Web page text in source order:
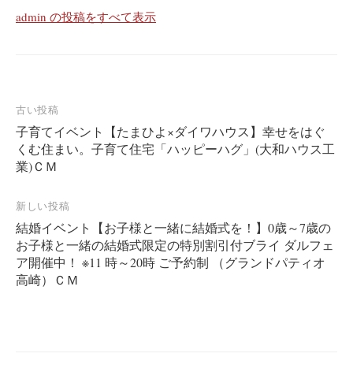
admin の投稿をすべて表示
投
稿
ナ
ゲ
ー
シ
ョ
古い投稿
子育てイベント【たまひよ×ダイワハウス】幸せをはぐ
くむ住まい。子育て住宅「ハッピーハグ」(大和ハウス工
業)ＣＭ
新しい投稿
結婚イベント【お子様と一緒に結婚式を！】0歳～7歳の
お子様と一緒の結婚式限定の特別割引付ブライ ダルフェ
ア開催中！ ※11 時～20時 ご予約制 （グランドパティオ
高崎）ＣＭ